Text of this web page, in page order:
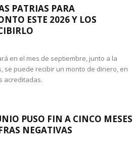
PATRIAS PARA
ESTE 2026 Y LOS
en el mes de septiembre, junto a la
se puede recibir un monto de dinero, en
acreditadas.
PUSO FIN A CINCO MESES
NEGATIVAS